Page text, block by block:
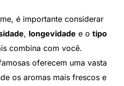
é importante considerar
, longevidade e o tipo
combina com você.
oferecem uma vasta
os aromas mais frescos e